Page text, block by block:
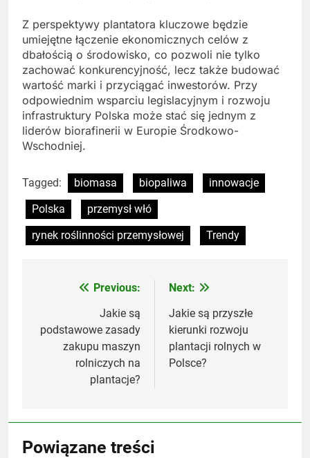
Z perspektywy plantatora kluczowe będzie
umiejętne łączenie ekonomicznych celów z
dbałością o środowisko, co pozwoli nie tylko
zachować konkurencyjność, lecz także budować
wartość marki i przyciągać inwestorów. Przy
odpowiednim wsparciu legislacyjnym i rozwoju
infrastruktury Polska może stać się jednym z
liderów biorafinerii w Europie Środkowo-
Wschodniej.
Tagged: biomasa biopaliwa
innowacje
Polska
przemysł włó
rynek roślinności przemysłowej
Trendy
NawigacjaPrevious:
Jakie są
podstawowe zasady
zakupu maszyn
rolniczych na
plantacje?
Next:
Jakie są przyszłe
kierunki rozwoju
plantacji rolnych w
Polsce?
Powiązane treści